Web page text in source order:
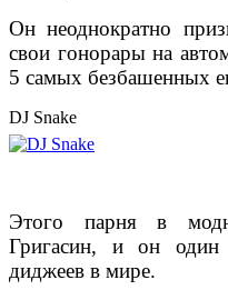
Он неоднократно
свои гонорары на
5 самых безбашенных
DJ Snake
Этого парня в
Григасин, и он один
диджеев в мире.